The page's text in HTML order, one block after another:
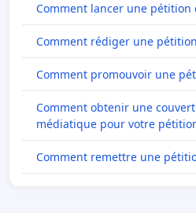
Comment lancer une pétition
Comment rédiger une
Comment promouvoir une
Comment obtenir une
médiatique pour votre
Comment remettre une